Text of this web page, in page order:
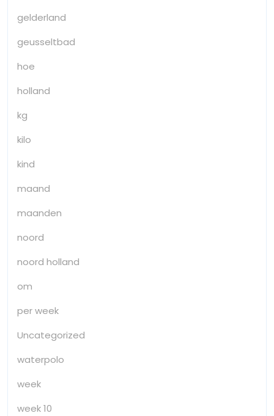
gelderland
geusseltbad
hoe
holland
kg
kilo
kind
maand
maanden
noord
noord holland
om
per week
Uncategorized
waterpolo
week
week 10